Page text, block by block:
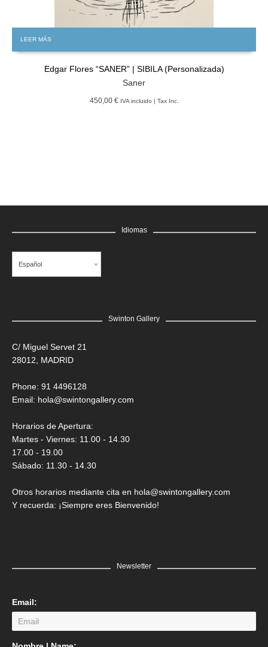
LEER MÁS
Edgar Flores “SANER” | SIBILA (Personalizada)
Saner
450,00 € IVA incluido | Tax Inc.
LEER MÁS
Idiomas
Español
Swinton Gallery
C/ Miguel Servet 21
28012, MADRID
Phone: 91 4496128
Email: hola@swintongallery.com
Horarios de Apertura:
Martes - Viernes: 11.00 - 14.30
17.00 - 19.00
Sábado: 11.30 - 14.30
Otros horarios mediante cita en hola@swintongallery.com
Y recuerda: ¡Siempre eres Bienvenido!
Newsletter
Email: